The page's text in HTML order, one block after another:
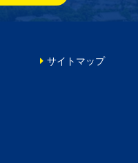
サイトマップ